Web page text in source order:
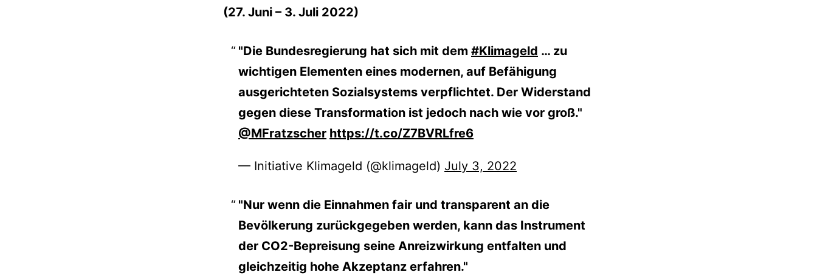
(27. Juni – 3. Juli 2022)
"Die Bundesregierung hat sich mit dem #Klimageld … zu
wichtigen Elementen eines modernen, auf Befähigung
ausgerichteten Sozialsystems verpflichtet. Der Widerstand
gegen diese Transformation ist jedoch nach wie vor groß."
@MFratzscher https://t.co/Z7BVRLfre6
— Initiative Klimageld (@klimageld) July 3, 2022
"Nur wenn die Einnahmen fair und transparent an die
Bevölkerung zurückgegeben werden, kann das Instrument
der CO2-Bepreisung seine Anreizwirkung entfalten und
gleichzeitig hohe Akzeptanz erfahren."